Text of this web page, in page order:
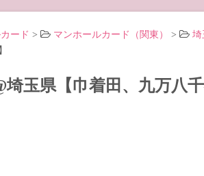
栃木県のマンホール
道の駅 群馬
道の駅 山梨
ード > マンホールカード（関東） > 埼
玉県【巾着田、九万八千